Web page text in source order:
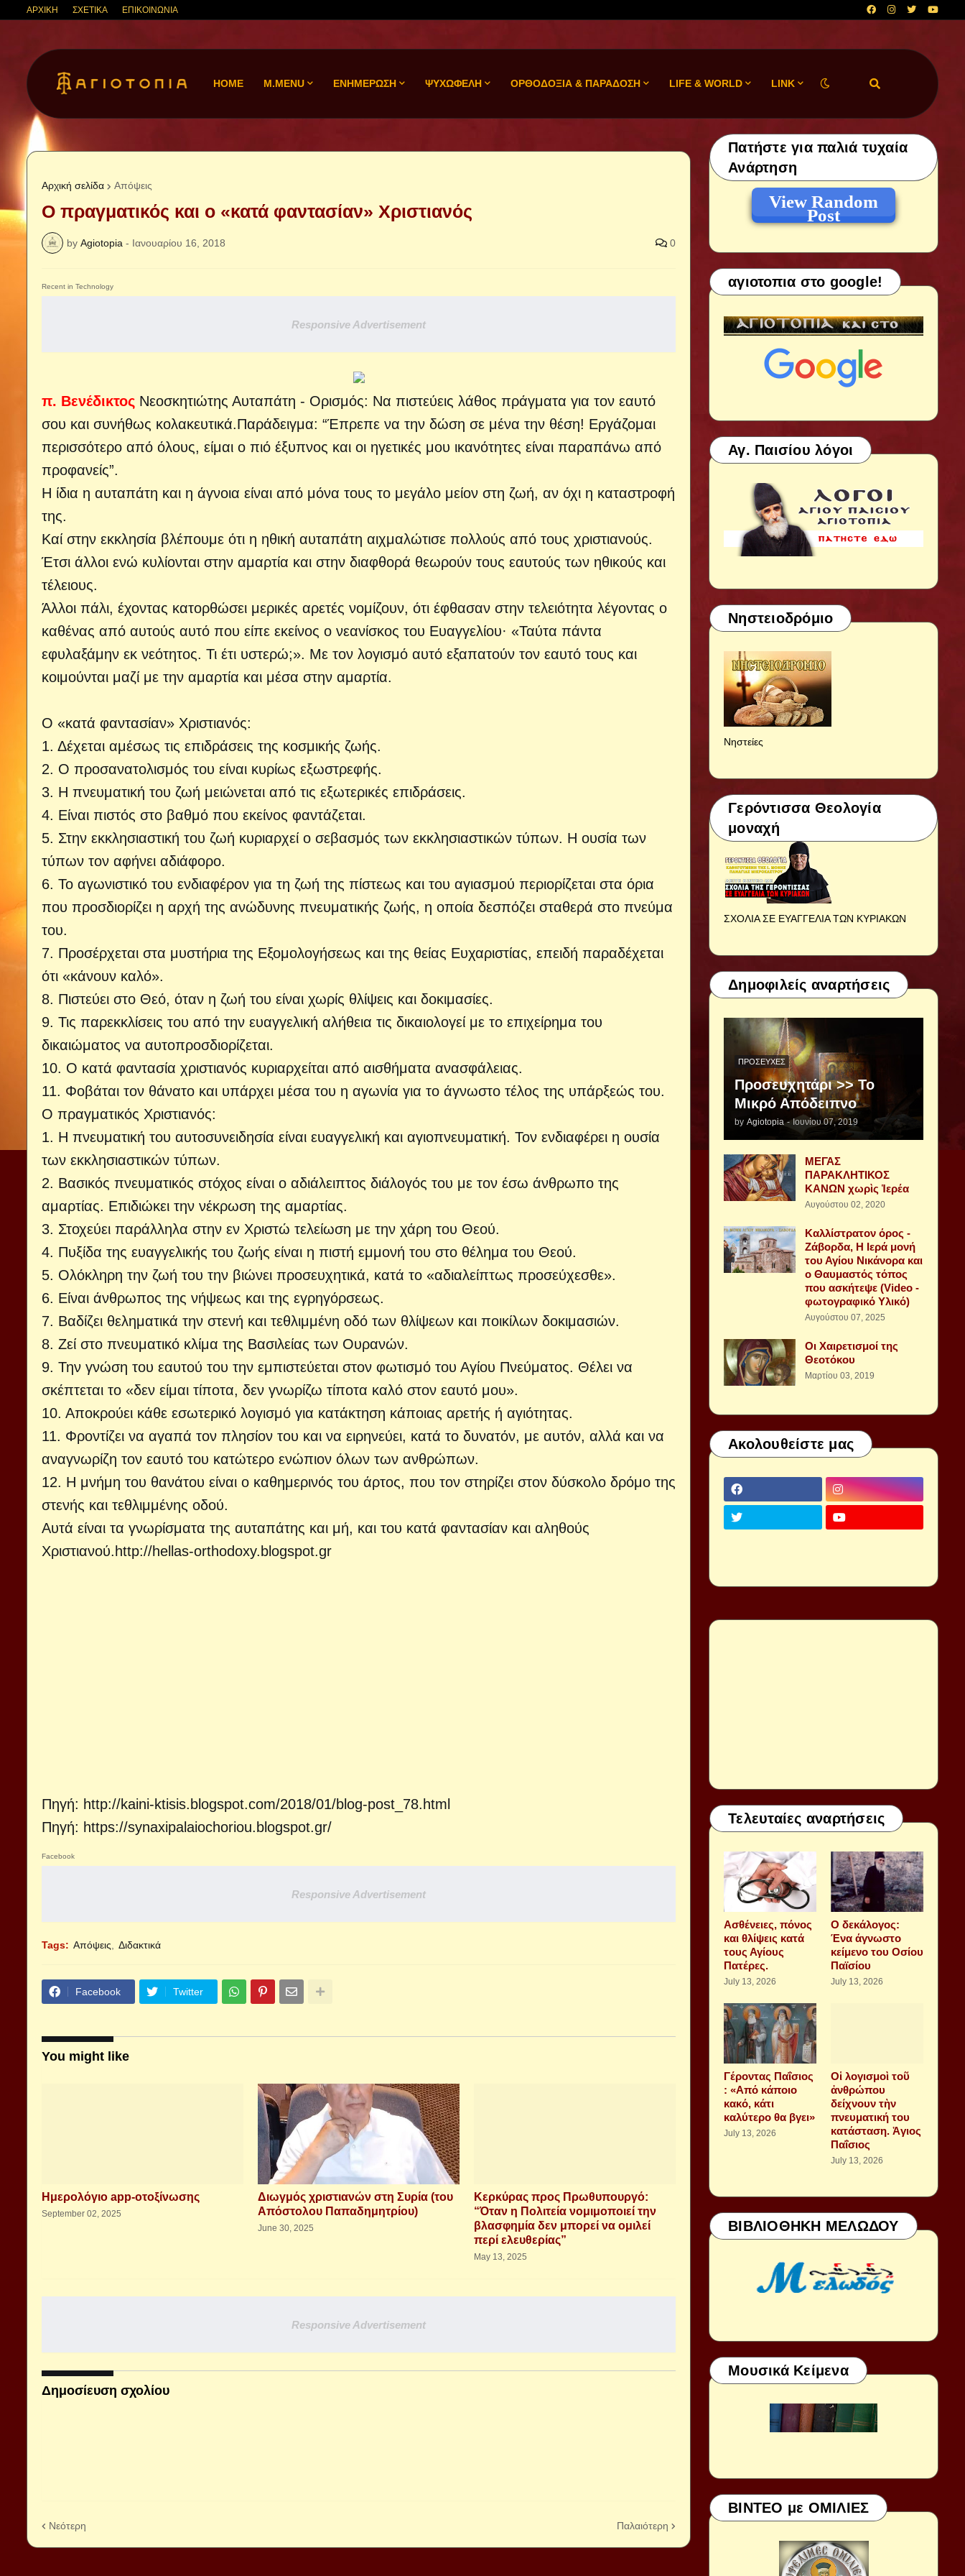
ΑΡΧΙΚΗ ΣΧΕΤΙΚΑ ΕΠΙΚΟΙΝΩΝΙΑ
HOME M.MENU ΕΝΗΜΕΡΩΣΗ ΨΥΧΩΦΕΛΗ ΟΡΘΟΔΟΞΙΑ & ΠΑΡΑΔΟΣΗ LIFE & WORLD LINK
Αρχική σελίδα Απόψεις
Ο πραγματικός και ο «κατά φαντασίαν» Χριστιανός
by Agiotopia - Ιανουαρίου 16, 2018 0
Recent in Technology
Responsive Advertisement
π. Βενέδικτος Νεοσκητιώτης Αυταπάτη - Ορισμός: Να πιστεύεις λάθος πράγματα για τον εαυτό
σου και συνήθως κολακευτικά.Παράδειγμα: “Έπρεπε να την δώση σε μένα την θέση! Εργάζομαι
περισσότερο από όλους, είμαι ο πιό έξυπνος και οι ηγετικές μου ικανότητες είναι παραπάνω από
προφανείς”.
Η ίδια η αυταπάτη και η άγνοια είναι από μόνα τους το μεγάλο μείον στη ζωή, αν όχι η καταστροφή
της.
Καί στην εκκλησία βλέπουμε ότι η ηθική αυταπάτη αιχμαλώτισε πολλούς από τους χριστιανούς.
Έτσι άλλοι ενώ κυλίονται στην αμαρτία και στην διαφθορά θεωρούν τους εαυτούς των ηθικούς και
τέλειους.
Άλλοι πάλι, έχοντας κατορθώσει μερικές αρετές νομίζουν, ότι έφθασαν στην τελειότητα λέγοντας ο
καθένας από αυτούς αυτό που είπε εκείνος ο νεανίσκος του Ευαγγελίου· «Ταύτα πάντα
εφυλαξάμην εκ νεότητος. Τι έτι υστερώ;». Με τον λογισμό αυτό εξαπατούν τον εαυτό τους και
κοιμούνται μαζί με την αμαρτία και μέσα στην αμαρτία.
Ο «κατά φαντασίαν» Χριστιανός:
1. Δέχεται αμέσως τις επιδράσεις της κοσμικής ζωής.
2. Ο προσανατολισμός του είναι κυρίως εξωστρεφής.
3. Η πνευματική του ζωή μειώνεται από τις εξωτερικές επιδράσεις.
4. Είναι πιστός στο βαθμό που εκείνος φαντάζεται.
5. Στην εκκλησιαστική του ζωή κυριαρχεί ο σεβασμός των εκκλησιαστικών τύπων. Η ουσία των
τύπων τον αφήνει αδιάφορο.
6. Το αγωνιστικό του ενδιαφέρον για τη ζωή της πίστεως και του αγιασμού περιορίζεται στα όρια
που προσδιορίζει η αρχή της ανώδυνης πνευματικής ζωής, η οποία δεσπόζει σταθερά στο πνεύμα
του.
7. Προσέρχεται στα μυστήρια της Εξομολογήσεως και της θείας Ευχαριστίας, επειδή παραδέχεται
ότι «κάνουν καλό».
8. Πιστεύει στο Θεό, όταν η ζωή του είναι χωρίς θλίψεις και δοκιμασίες.
9. Τις παρεκκλίσεις του από την ευαγγελική αλήθεια τις δικαιολογεί με το επιχείρημα του
δικαιώματος να αυτοπροσδιορίζεται.
10. Ο κατά φαντασία χριστιανός κυριαρχείται από αισθήματα ανασφάλειας.
11. Φοβάται τον θάνατο και υπάρχει μέσα του η αγωνία για το άγνωστο τέλος της υπάρξεώς του.
Ο πραγματικός Χριστιανός:
1. Η πνευματική του αυτοσυνειδησία είναι ευαγγελική και αγιοπνευματική. Τον ενδιαφέρει η ουσία
των εκκλησιαστικών τύπων.
2. Βασικός πνευματικός στόχος είναι ο αδιάλειπτος διάλογός του με τον έσω άνθρωπο της
αμαρτίας. Επιδιώκει την νέκρωση της αμαρτίας.
3. Στοχεύει παράλληλα στην εν Χριστώ τελείωση με την χάρη του Θεού.
4. Πυξίδα της ευαγγελικής του ζωής είναι η πιστή εμμονή του στο θέλημα του Θεού.
5. Ολόκληρη την ζωή του την βιώνει προσευχητικά, κατά το «αδιαλείπτως προσεύχεσθε».
6. Είναι άνθρωπος της νήψεως και της εγρηγόρσεως.
7. Βαδίζει θεληματικά την στενή και τεθλιμμένη οδό των θλίψεων και ποικίλων δοκιμασιών.
8. Ζεί στο πνευματικό κλίμα της Βασιλείας των Ουρανών.
9. Την γνώση του εαυτού του την εμπιστεύεται στον φωτισμό του Αγίου Πνεύματος. Θέλει να
σκέπτεται το «δεν είμαι τίποτα, δεν γνωρίζω τίποτα καλό στον εαυτό μου».
10. Αποκρούει κάθε εσωτερικό λογισμό για κατάκτηση κάποιας αρετής ή αγιότητας.
11. Φροντίζει να αγαπά τον πλησίον του και να ειρηνεύει, κατά το δυνατόν, με αυτόν, αλλά και να
αναγνωρίζη τον εαυτό του κατώτερο ενώπιον όλων των ανθρώπων.
12. Η μνήμη του θανάτου είναι ο καθημερινός του άρτος, που τον στηρίζει στον δύσκολο δρόμο της
στενής και τεθλιμμένης οδού.
Αυτά είναι τα γνωρίσματα της αυταπάτης και μή, και του κατά φαντασίαν και αληθούς
Χριστιανού. http://hellas-orthodoxy.blogspot.gr
Πηγή: http://kaini-ktisis.blogspot.com/2018/01/blog-post_78.html
Πηγή: https://synaxipalaiochoriou.blogspot.gr/
Facebook
Responsive Advertisement
Tags: Απόψεις Διδακτικά
Facebook Twitter
You might like
Ημερολόγιο app-οτοξίνωσης
September 02, 2025
Διωγμός χριστιανών στη Συρία (του
Απόστολου Παπαδημητρίου)
June 30, 2025
Κερκύρας προς Πρωθυπουργό:
“Όταν η Πολιτεία νομιμοποιεί την
βλασφημία δεν μπορεί να ομιλεί
περί ελευθερίας”
May 13, 2025
Responsive Advertisement
Δημοσίευση σχολίου
Νεότερη Παλαιότερη
Πατήστε για παλιά τυχαία
Ανάρτηση
View Random
Post
αγιοτοπια στο google!
Αγ. Παισίου λόγοι
Νηστειοδρόμιο
Νηστείες
Γερόντισσα Θεολογία
μοναχή
ΣΧΟΛΙΑ ΣΕ ΕΥΑΓΓΕΛΙΑ ΤΩΝ ΚΥΡΙΑΚΩΝ
Δημοφιλείς αναρτήσεις
ΠΡΟΣΕΥΧΈΣ
Προσευχητάρι >> Το
Μικρό Απόδειπνο
by Agiotopia - Ιουνίου 07, 2019
ΜΕΓΑΣ
ΠΑΡΑΚΛΗΤΙΚΟΣ
ΚΑΝΩΝ χωρὶς Ἱερέα
Αυγούστου 02, 2020
Καλλίστρατον όρος -
Ζάβορδα, Η Ιερά μονή
του Αγίου Νικάνορα και
ο Θαυμαστός τόπος
που ασκήτεψε (Video -
φωτογραφικό Υλικό)
Αυγούστου 07, 2025
Οι Χαιρετισμοί της
Θεοτόκου
Μαρτίου 03, 2019
Ακολουθείστε μας
Τελευταίες αναρτήσεις
Aσθένειες, πόνος
και θλίψεις κατά
τους Αγίους
Πατέρες.
July 13, 2026
Ο δεκάλογος:
Ένα άγνωστο
κείμενο του Οσίου
Παϊσίου
July 13, 2026
Γέροντας Παΐσιος
: «Από κάποιο
κακό, κάτι
καλύτερο θα βγει»
July 13, 2026
Οἱ λογισμοὶ τοῦ
ἀνθρώπου
δείχνουν τὴν
πνευματική του
κατάσταση. Ἁγιος
Παΐσιος
July 13, 2026
ΒΙΒΛΙΟΘΗΚΗ ΜΕΛΩΔΟΥ
Μουσικά Κείμενα
ΒΙΝΤΕΟ με ΟΜΙΛΙΕΣ